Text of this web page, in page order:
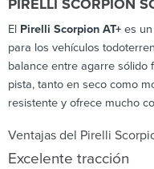
PIRELLI SCORPION
El Pirelli Scorpion AT+ es
para los vehículos
balance entre agarre sólido
pista, tanto en seco como
resistente y ofrece mucho
Ventajas del Pirelli
Excelente tracción